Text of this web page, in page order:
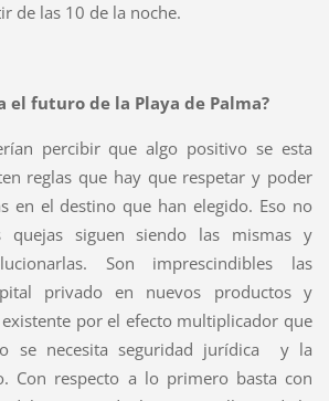
de las 10 de la noche.
el futuro de la Playa de Palma?
percibir que algo positivo se esta
reglas que hay que respetar y poder
en el destino que han elegido. Eso no
quejas siguen siendo las mismas y
Son imprescindibles las
privado en nuevos productos y
por el efecto multiplicador que
se necesita seguridad jurídica
y la
Con respecto a lo primero basta con